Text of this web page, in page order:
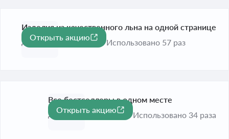
Изделия из качественного льна на одной странице
До 31 дек. 2026
Открыть акцию
Использовано 57 раз
Все бестселлеры в одном месте
До 31 дек. 2026
Открыть акцию
Использовано 34 раза